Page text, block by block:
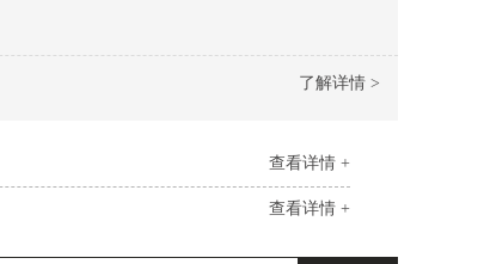
了解详情 >
查看详情 +
查看详情 +